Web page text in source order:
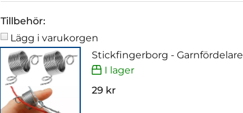
Tillbehör:
Lägg i varukorgen
Stickfingerborg - Garnfördelare
I lager
29 kr